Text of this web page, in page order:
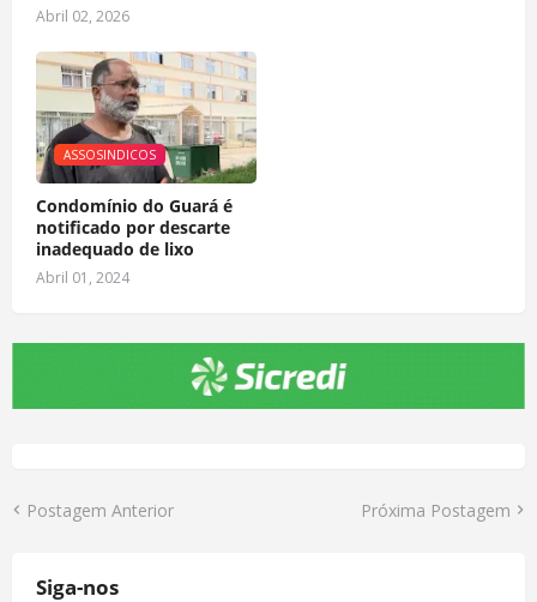
Abril 02, 2026
ASSOSINDICOS
Condomínio do Guará é
notificado por descarte
inadequado de lixo
Abril 01, 2024
Postagem Anterior Próxima Postagem
Siga-nos